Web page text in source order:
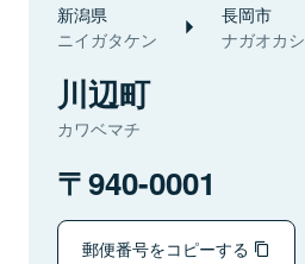
新潟県
ニイガタケン
長岡市
ナガオカシ
川辺町
カワベマチ
940-0001
郵便番号をコピーする